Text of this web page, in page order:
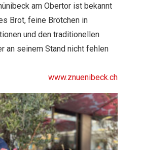
am Obertor ist bekannt
Brot, feine Brötchen in
und den traditionellen
an seinem Stand nicht fehlen
www.znuenibeck.ch